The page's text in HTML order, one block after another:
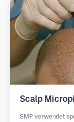
Scalp
SMP verwendet